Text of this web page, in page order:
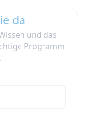
da
und das
Programm